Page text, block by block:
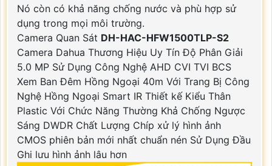
Nó còn có khả năng chống nước và phù hợp sử
dụng trong mọi môi trường.
Camera Quan Sát DH-HAC-HFW1500TLP-S2
Camera Dahua Thương Hiệu Uy Tín Độ Phân Giải
5.0 MP Sử Dụng Công Nghệ AHD CVI TVI BCS
Xem Ban Đêm Hồng Ngoại 40m Với Trang Bị Công
Nghệ Hồng Ngoại Smart IR Thiết kế Kiểu Thân
Plastic Với Chức Năng Thường Khả Chống Ngược
Sáng DWDR Chất Lượng Chíp xử lý hình ảnh
CMOS phiên bản mới nhất chuẩn nén Sử Dụng Đầu
Ghi lưu hình ảnh lâu hơn